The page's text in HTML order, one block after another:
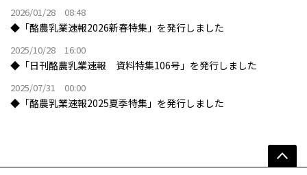
2026/01/28 08:48
◆「酪農乳業速報2026新春特集」を発行しました
2025/10/28 16:00
◆「日刊酪農乳業速報 資料特集106号」を発行しました
2025/07/31 00:00
◆「酪農乳業速報2025夏季特集」を発行しました